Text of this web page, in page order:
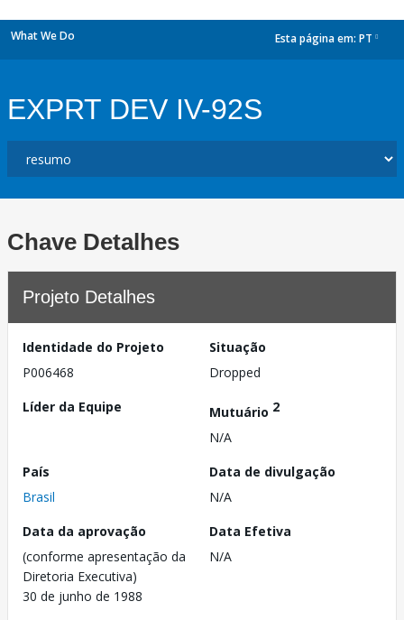
What We Do Esta página em: PT
EXPRT DEV IV-92S
Chave Detalhes
Projeto Detalhes
Identidade do Projeto
P006468
Situação
Dropped
Líder da Equipe
Mutuário 2
N/A
País
Brasil
Data de divulgação
N/A
Data da aprovação
(conforme apresentação da
Diretoria Executiva)
30 de junho de 1988
Data Efetiva
N/A